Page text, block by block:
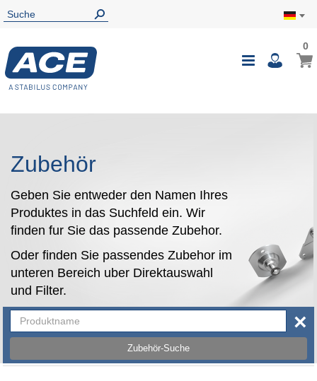
00
Zubehör
Geben Sie entweder den Namen Ihres
Produktes in das Suchfeld ein. Wir
finden fur Sie das passende Zubehor.
Oder finden Sie passendes Zubehor im
unteren Bereich uber Direktauswahl
und Filter.
Zubehör-Suche
×